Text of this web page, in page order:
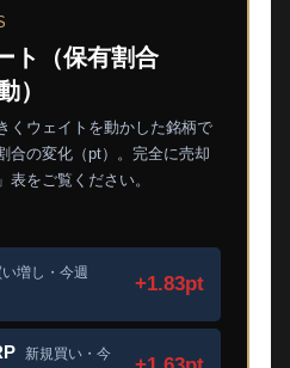
ト（保有割合
）
くウェイトを動かした銘柄で
合の変化（pt）。完全に売却
表をご覧ください。
い増し・今週
+1.83pt
新規買い・今